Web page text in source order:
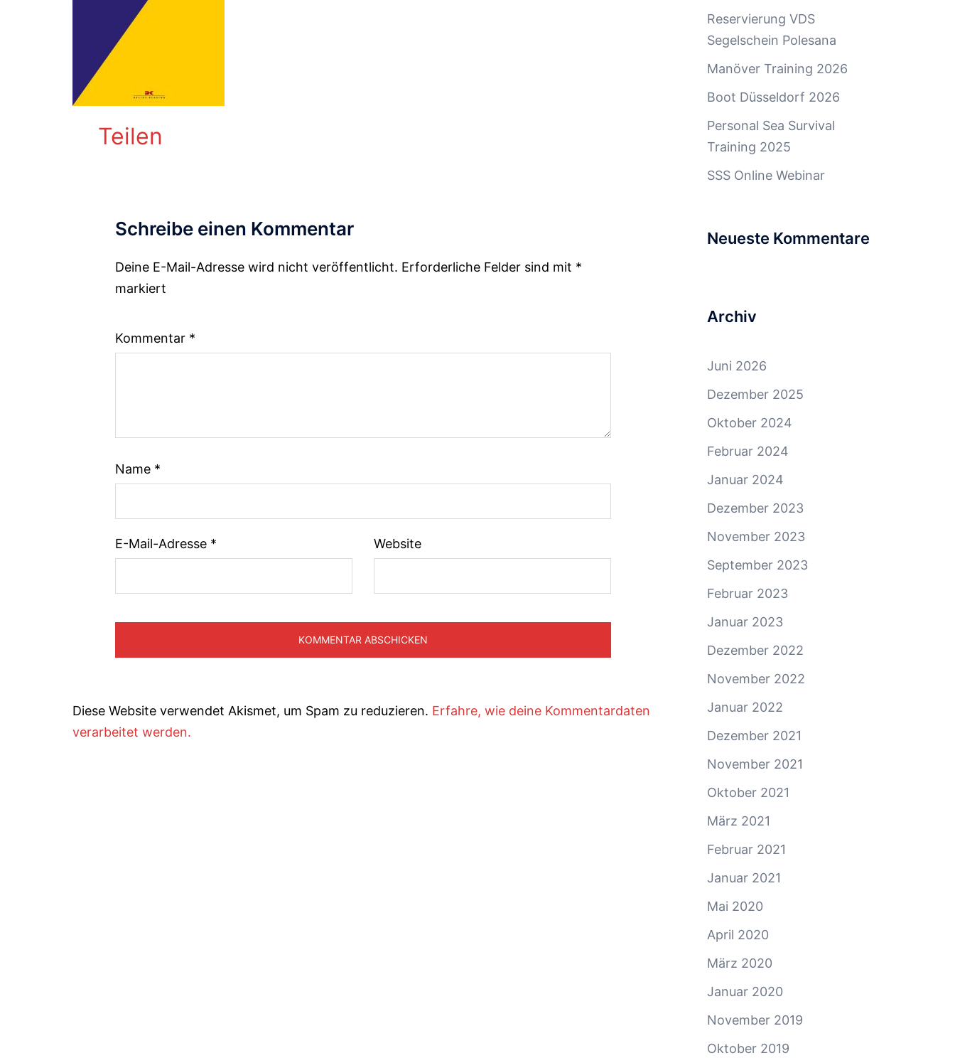
Teilen
Schreibe einen Kommentar
Deine E-Mail-Adresse wird nicht veröffentlicht. Erforderliche Felder sind mit *
markiert
Kommentar *
Name *
E-Mail-Adresse * Website
Alternative:
Diese Website verwendet Akismet, um Spam zu reduzieren. Erfahre, wie deine Kommentardaten
verarbeitet werden.
Reservierung VDS
Segelschein Polesana
Manöver Training 2026
Boot Düsseldorf 2026
Personal Sea Survival
Training 2025
SSS Online Webinar
Neueste Kommentare
Archiv
Juni 2026
Dezember 2025
Oktober 2024
Februar 2024
Januar 2024
Dezember 2023
November 2023
September 2023
Februar 2023
Januar 2023
Dezember 2022
November 2022
Januar 2022
Dezember 2021
November 2021
Oktober 2021
März 2021
Februar 2021
Januar 2021
Mai 2020
April 2020
März 2020
Januar 2020
November 2019
Oktober 2019